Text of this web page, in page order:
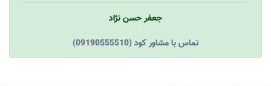
جعفر حسن نژاد
(09190555510) تماس با مشاور کود